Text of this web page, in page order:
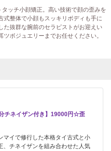
ッチ小顔矯正。高い技術で顔の歪みを
式整体で小顔もスッキリボディも手に
た抜群な腕前のセラピストがお迎えい
ボジュエリーまでお任せください。
チネイザン付き】19000円☆歪
マイで修行した本格タイ古式と小
、チネイザンを組み合わせた人気